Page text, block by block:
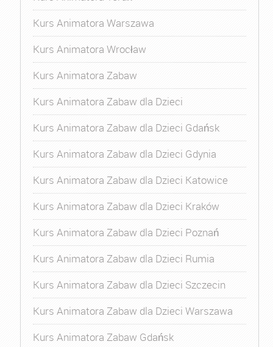
Kurs Animatora Warszawa
Kurs Animatora Wrocław
Kurs Animatora Zabaw
Kurs Animatora Zabaw dla Dzieci
Kurs Animatora Zabaw dla Dzieci Gdańsk
Kurs Animatora Zabaw dla Dzieci Gdynia
Kurs Animatora Zabaw dla Dzieci Katowice
Kurs Animatora Zabaw dla Dzieci Kraków
Kurs Animatora Zabaw dla Dzieci Poznań
Kurs Animatora Zabaw dla Dzieci Rumia
Kurs Animatora Zabaw dla Dzieci Szczecin
Kurs Animatora Zabaw dla Dzieci Warszawa
Kurs Animatora Zabaw Gdańsk